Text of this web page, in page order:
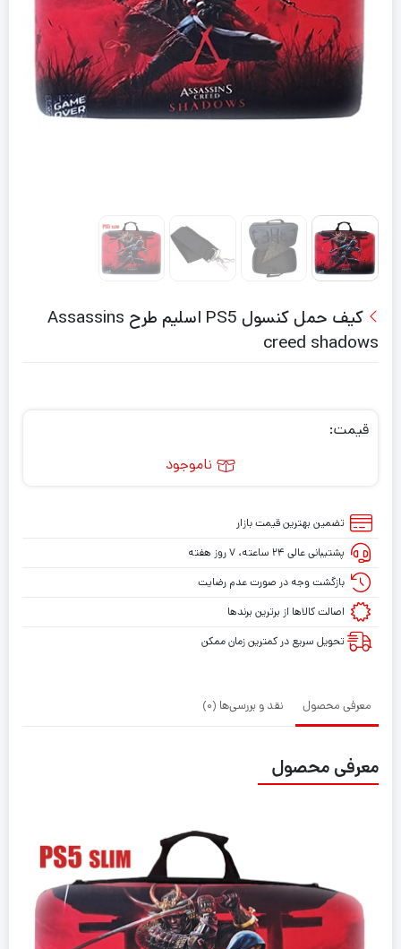
کیف حمل کنسول PS5 اسلیم طرح Assassins
creed shadows
قیمت:
ناموجود
تضمین بهترین قیمت بازار
پشتیبانی عالی ۲۴ ساعته، ۷ روز هفته
بازگشت وجه در صورت عدم رضایت
اصالت کالاها از برترین برندها
تحویل سریع در کمترین زمان ممکن
معرفی محصول نقد و بررسی‌ها (0)
معرفی محصول